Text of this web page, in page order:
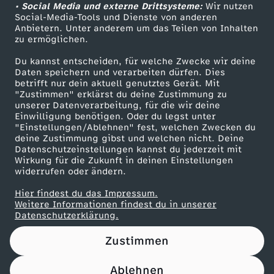
• Social Media und externe Drittsysteme:Wir nutzen
Social-Media-Tools und Dienste von anderen
Anbietern. Unter anderem um das Teilen von Inhalten
zu ermöglichen.
Du kannst entscheiden, für welche Zwecke wir deine
Daten speichern und verarbeiten dürfen. Dies
betrifft nur dein aktuell genutztes Gerät. Mit
"Zustimmen" erklärst du deine Zustimmung zu
unserer Datenverarbeitung, für die wir deine
Einwilligung benötigen. Oder du legst unter
"Einstellungen/Ablehnen" fest, welchen Zwecken du
deine Zustimmung gibst und welchen nicht. Deine
Datenschutzeinstellungen kannst du jederzeit mit
Wirkung für die Zukunft in deinen Einstellungen
widerrufen oder ändern.
Hier findest du das Impressum.
Weitere Informationen findest du in unserer
Datenschutzerklärung.
Zustimmen
Ablehnen
e
r
e
n
z
-
D
i
e
c
i
c
h
t
e
h
w
i
t
z
f
ZDF Unternehmen
Karriere
ZDF goes Schule
Werbefernsehen
Mainzelmännchen
Partner